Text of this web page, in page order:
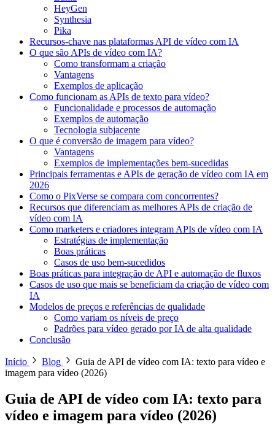
HeyGen
Synthesia
Pika
Recursos-chave nas plataformas API de vídeo com IA
O que são APIs de vídeo com IA?
Como transformam a criação
Vantagens
Exemplos de aplicação
Como funcionam as APIs de texto para vídeo?
Funcionalidade e processos de automação
Exemplos de automação
Tecnologia subjacente
O que é conversão de imagem para vídeo?
Vantagens
Exemplos de implementações bem-sucedidas
Principais ferramentas e APIs de geração de vídeo com IA em
2026
Como o PixVerse se compara com concorrentes?
Recursos que diferenciam as melhores APIs de criação de
vídeo com IA
Como marketers e criadores integram APIs de vídeo com IA
Estratégias de implementação
Boas práticas
Casos de uso bem-sucedidos
Boas práticas para integração de API e automação de fluxos
Casos de uso que mais se beneficiam da criação de vídeo com
IA
Modelos de preços e referências de qualidade
Como variam os níveis de preço
Padrões para vídeo gerado por IA de alta qualidade
Conclusão
Início Blog
Guia de API de vídeo com IA: texto para vídeo e
imagem para vídeo (2026)
Guia de API de vídeo com IA: texto para
vídeo e imagem para vídeo (2026)